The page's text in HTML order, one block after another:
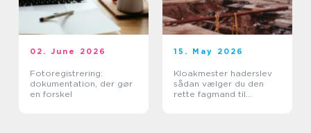
02. June 2026
Fotoregistrering:
dokumentation, der gør
en forskel
15. May 2026
Kloakmester haderslev
sådan vælger du den
rette fagmand til